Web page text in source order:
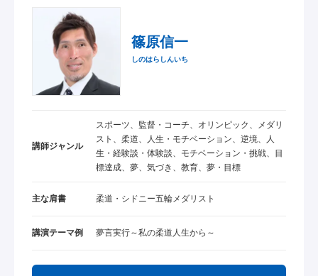
篠原信一
しのはらしんいち
講師ジャンル
スポーツ、監督・コーチ、オリンピック、メダリ
スト、柔道、人生・モチベーション、逆境、人
生・経験談・体験談、モチベーション・挑戦、目
標達成、夢、気づき、教育、夢・目標
主な肩書 柔道・シドニー五輪メダリスト
講演テーマ例 夢言実行～私の柔道人生から～